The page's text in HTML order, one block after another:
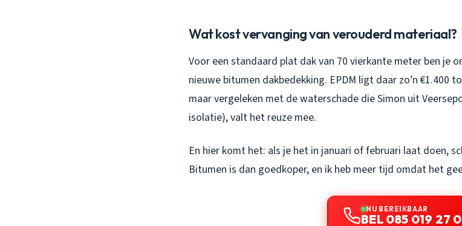
Wat kost vervanging van verouderd materiaal?
Voor een standaard plat dak van 70 vierkante meter ben je
nieuwe bitumen dakbedekking. EPDM ligt daar zo’n €1.400
maar vergeleken met de waterschade die Simon uit
isolatie), valt het reuze mee.
En hier komt het: als je het in januari of februari laat doen,
Bitumen is dan goedkoper, en ik heb meer tijd omdat het
NU BEREIKBAAR
BEL 085 019 27